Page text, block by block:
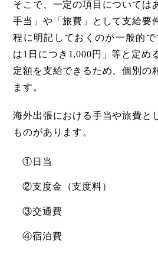
そこで、一定の項目については
手当」や「旅費」として支給要
程に明記しておくのが一般的
は1日につき1,000円」等と定め
定額を支給できるため、個別の
ます。
海外出張における手当や旅費と
ものがあります。
①日当
②支度金（支度料）
③交通費
④宿泊費